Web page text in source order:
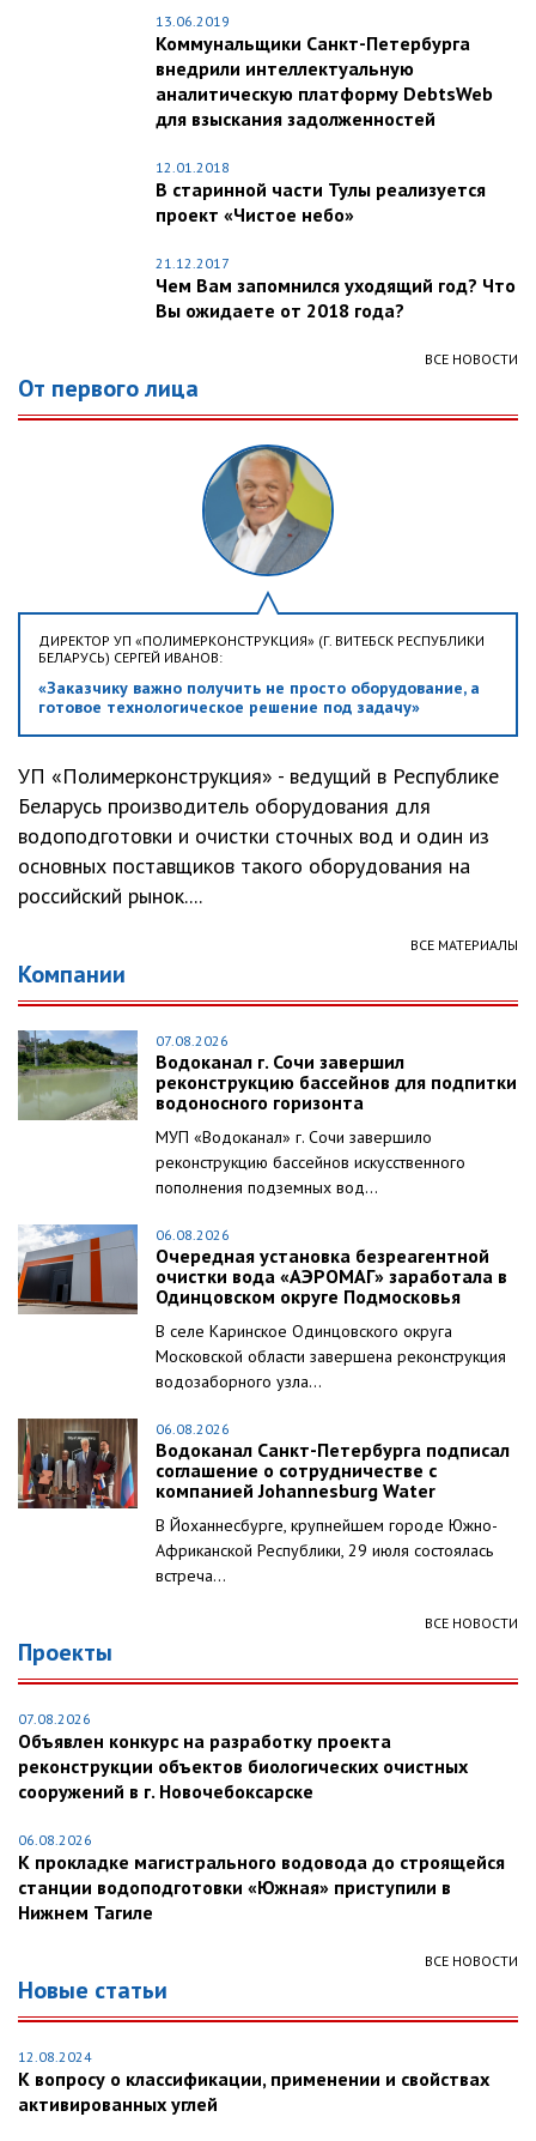
13.06.2019
Коммунальщики Санкт-Петербурга
внедрили интеллектуальную
аналитическую платформу DebtsWeb
для взыскания задолженностей
12.01.2018
В старинной части Тулы реализуется
проект «Чистое небо»
21.12.2017
Чем Вам запомнился уходящий год? Что
Вы ожидаете от 2018 года?
ВСЕ НОВОСТИ
От первого лица
ДИРЕКТОР УП «ПОЛИМЕРКОНСТРУКЦИЯ» (Г. ВИТЕБСК РЕСПУБЛИКИ
БЕЛАРУСЬ) СЕРГЕЙ ИВАНОВ:
«Заказчику важно получить не просто оборудование, а
готовое технологическое решение под задачу»
УП «Полимерконструкция» - ведущий в Республике
Беларусь производитель оборудования для
водоподготовки и очистки сточных вод и один из
основных поставщиков такого оборудования на
российский рынок....
ВСЕ МАТЕРИАЛЫ
Компании
07.08.2026
Водоканал г. Сочи завершил
реконструкцию бассейнов для подпитки
водоносного горизонта
МУП «Водоканал» г. Сочи завершило
реконструкцию бассейнов искусственного
пополнения подземных вод...
06.08.2026
Очередная установка безреагентной
очистки вода «АЭРОМАГ» заработала в
Одинцовском округе Подмосковья
В селе Каринское Одинцовского округа
Московской области завершена реконструкция
водозаборного узла...
06.08.2026
Водоканал Санкт-Петербурга подписал
соглашение о сотрудничестве с
компанией Johannesburg Water
В Йоханнесбурге, крупнейшем городе Южно-
Африканской Республики, 29 июля состоялась
встреча...
ВСЕ НОВОСТИ
Проекты
07.08.2026
Объявлен конкурс на разработку проекта
реконструкции объектов биологических очистных
сооружений в г. Новочебоксарске
06.08.2026
К прокладке магистрального водовода до строящейся
станции водоподготовки «Южная» приступили в
Нижнем Тагиле
ВСЕ НОВОСТИ
Новые статьи
12.08.2024
К вопросу о классификации, применении и свойствах
активированных углей